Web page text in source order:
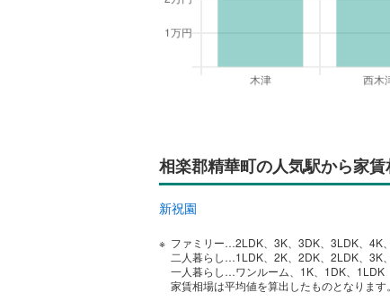
相楽郡精華町の人気駅から家
新祝園
ファミリー…2LDK、3K、3DK、3LDK、4K
二人暮らし…1LDK、2K、2DK、2LDK、3K
一人暮らし…ワンルーム、1K、1DK、1LDK
家賃相場は平均値を算出したものとなります。